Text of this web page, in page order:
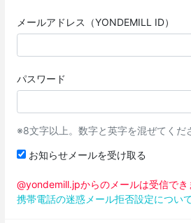
メールアドレス（YONDEMILL ID）
パスワード
※8文字以上。数字と英字を混ぜてくだ
お知らせメールを受け取る
@yondemill.jpからのメールは受信でき
携帯電話の迷惑メール拒否設定につい